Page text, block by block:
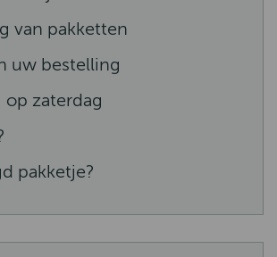
van pakketten
uw bestelling
op zaterdag
pakketje?